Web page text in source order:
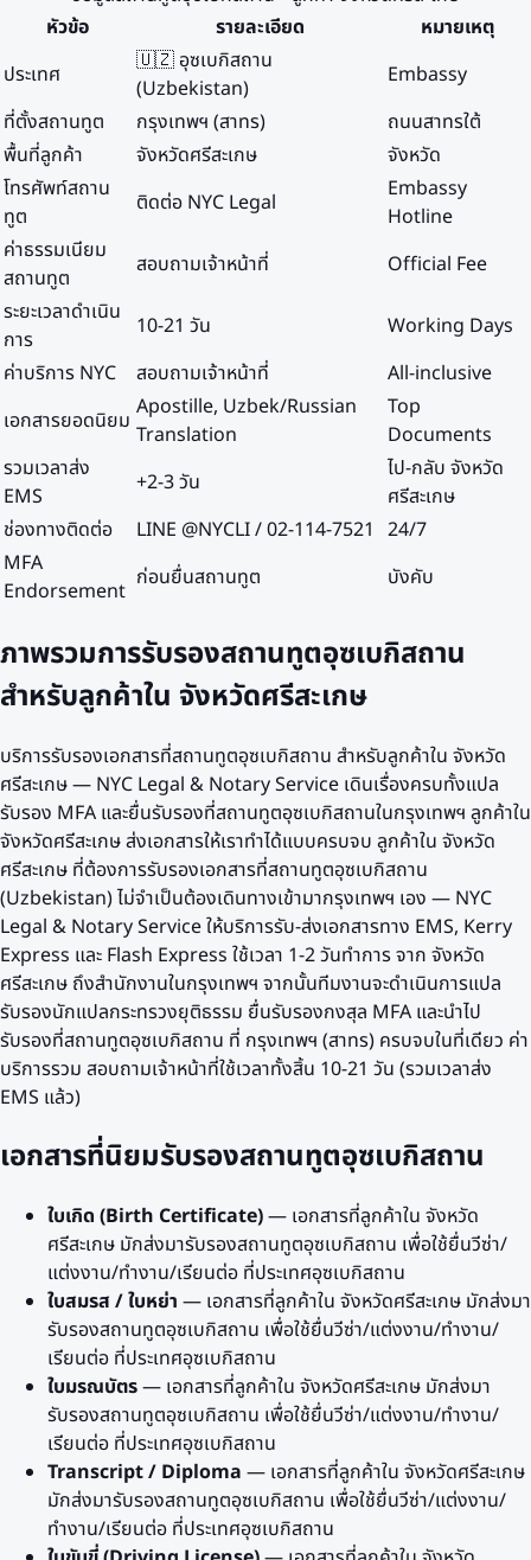
หัวข้อ
รายละเอียด
หมายเหตุ
ประเทศ
🇺🇿 อุซเบกิสถาน
(Uzbekistan)
Embassy
ที่ตั้งสถานทูต
กรุงเทพฯ (สาทร)
ถนนสาทรใต้
พื้นที่ลูกค้า
จังหวัดศรีสะเกษ
จังหวัด
โทรศัพท์สถาน
ทูต
ติดต่อ NYC Legal
Embassy
Hotline
ค่าธรรมเนียม
สถานทูต
สอบถามเจ้าหน้าที่
Official Fee
ระยะเวลาดำเนิน
การ
10-21 วัน
Working Days
ค่าบริการ NYC
สอบถามเจ้าหน้าที่
All-inclusive
เอกสารยอดนิยม Apostille, Uzbek/Russian
Translation
Top
Documents
รวมเวลาส่ง
EMS
+2-3 วัน
ไป-กลับ จังหวัด
ศรีสะเกษ
ช่องทางติดต่อ
LINE @NYCLI / 02-114-7521 24/7
MFA
Endorsement ก่อนยื่นสถานทูต บังคับ
ภาพรวมการรับรองสถานทูตอุซเบกิสถาน
สำหรับลูกค้าใน จังหวัดศรีสะเกษ
บริการรับรองเอกสารที่สถานทูตอุซเบกิสถาน สำหรับลูกค้าใน จังหวัด
ศรีสะเกษ — NYC Legal & Notary Service เดินเรื่องครบทั้งแปล
รับรอง MFA และยื่นรับรองที่สถานทูตอุซเบกิสถานในกรุงเทพฯ ลูกค้าใน
จังหวัดศรีสะเกษ ส่งเอกสารให้เราทำได้แบบครบจบ ลูกค้าใน จังหวัด
ศรีสะเกษ ที่ต้องการรับรองเอกสารที่สถานทูตอุซเบกิสถาน
(Uzbekistan) ไม่จำเป็นต้องเดินทางเข้ามากรุงเทพฯ เอง — NYC
Legal & Notary Service ให้บริการรับ-ส่งเอกสารทาง EMS, Kerry
Express และ Flash Express ใช้เวลา 1-2 วันทำการ จาก จังหวัด
ศรีสะเกษ ถึงสำนักงานในกรุงเทพฯ จากนั้นทีมงานจะดำเนินการแปล
รับรองนักแปลกระทรวงยุติธรรม ยื่นรับรองกงสุล MFA และนำไป
รับรองที่สถานทูตอุซเบกิสถาน ที่ กรุงเทพฯ (สาทร) ครบจบในที่เดียว ค่า
บริการรวม สอบถามเจ้าหน้าที่ใช้เวลาทั้งสิ้น 10-21 วัน (รวมเวลาส่ง
EMS แล้ว)
เอกสารที่นิยมรับรองสถานทูตอุซเบกิสถาน
ใบเกิด (Birth Certificate)— เอกสารที่ลูกค้าใน จังหวัด
ศรีสะเกษ มักส่งมารับรองสถานทูตอุซเบกิสถาน เพื่อใช้ยื่นวีซ่า/
แต่งงาน/ทำงาน/เรียนต่อ ที่ประเทศอุซเบกิสถาน
ใบสมรส / ใบหย่า — เอกสารที่ลูกค้าใน จังหวัดศรีสะเกษ มักส่งมา
รับรองสถานทูตอุซเบกิสถาน เพื่อใช้ยื่นวีซ่า/แต่งงาน/ทำงาน/
เรียนต่อ ที่ประเทศอุซเบกิสถาน
ใบมรณบัตร— เอกสารที่ลูกค้าใน จังหวัดศรีสะเกษ มักส่งมา
รับรองสถานทูตอุซเบกิสถาน เพื่อใช้ยื่นวีซ่า/แต่งงาน/ทำงาน/
เรียนต่อ ที่ประเทศอุซเบกิสถาน
Transcript / Diploma — เอกสารที่ลูกค้าใน จังหวัดศรีสะเกษ
มักส่งมารับรองสถานทูตอุซเบกิสถาน เพื่อใช้ยื่นวีซ่า/แต่งงาน/
ทำงาน/เรียนต่อ ที่ประเทศอุซเบกิสถาน